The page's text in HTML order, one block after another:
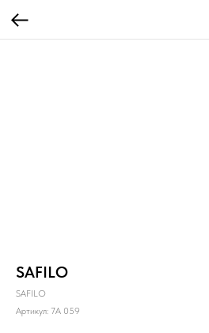
SAFILO
SAFILO
Артикул: 7A 059